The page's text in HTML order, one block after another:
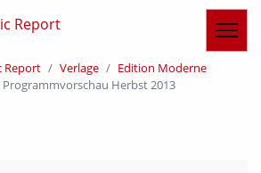
Report Verlage
Edition Moderne
Herbst 2013